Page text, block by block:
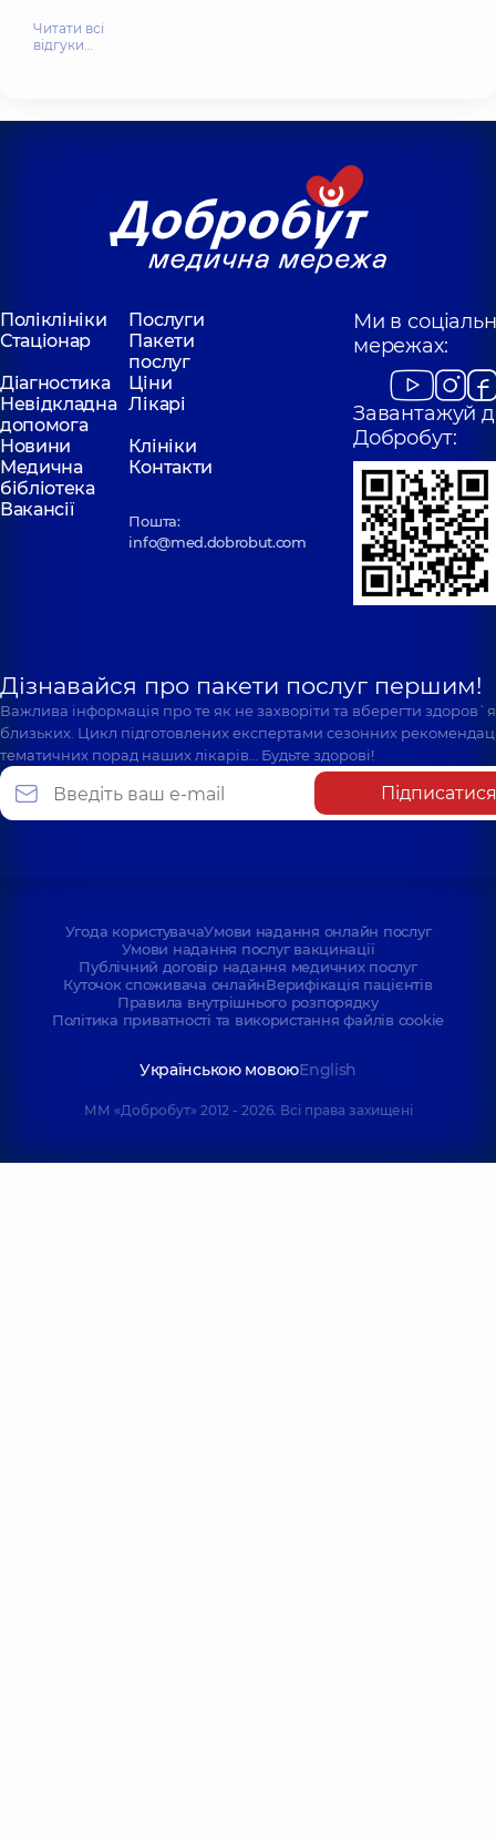
Читати всі
відгуки…
Поліклініки
Послуги
Стаціонар
Пакети
послуг
Діагностика
Ціни
Невідкладна
допомога
Лікарі
Новини
Клініки
Медична
бібліотека
Контакти
Вакансії
Пошта:
info@med.dobrobut.com
Ми в
мережах:
Завантажуй
Добробут:
Дізнавайся про пакети послуг першим!
Важлива інформація про те як не захворіти та вберегти
близьких. Цикл підготовлених експертами сезонних
тематичних порад наших лікарів… Будьте здорові!
Підписатися
Угода користувачаУмови надання онлайн послуг
Умови надання послуг вакцинації
Публічний договір надання медичних послуг
Куточок споживача онлайнВерифікація пацієнтів
Правила внутрішнього розпорядку
Політика приватності та використання файлів cookie
Українською мовоюEnglish
ММ «Добробут» 2012 - 2026. Всі права захищені